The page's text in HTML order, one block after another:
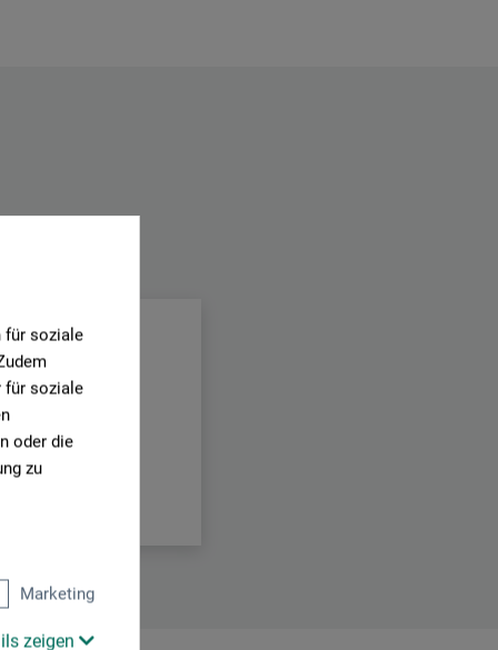
für soziale
für soziale
oder die
zu
Marketing
zeigen